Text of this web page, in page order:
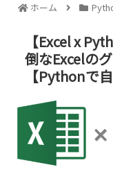
ホーム
【Excel x
倒なExcelの
【Pythonで